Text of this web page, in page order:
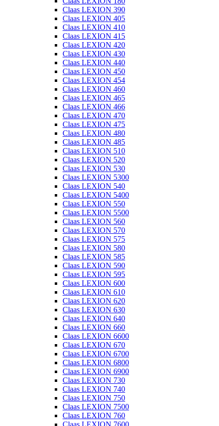
Claas LEXION 390
Claas LEXION 405
Claas LEXION 410
Claas LEXION 415
Claas LEXION 420
Claas LEXION 430
Claas LEXION 440
Claas LEXION 450
Claas LEXION 454
Claas LEXION 460
Claas LEXION 465
Claas LEXION 466
Claas LEXION 470
Claas LEXION 475
Claas LEXION 480
Claas LEXION 485
Claas LEXION 510
Claas LEXION 520
Claas LEXION 530
Claas LEXION 5300
Claas LEXION 540
Claas LEXION 5400
Claas LEXION 550
Claas LEXION 5500
Claas LEXION 560
Claas LEXION 570
Claas LEXION 575
Claas LEXION 580
Claas LEXION 585
Claas LEXION 590
Claas LEXION 595
Claas LEXION 600
Claas LEXION 610
Claas LEXION 620
Claas LEXION 630
Claas LEXION 640
Claas LEXION 660
Claas LEXION 6600
Claas LEXION 670
Claas LEXION 6700
Claas LEXION 6800
Claas LEXION 6900
Claas LEXION 730
Claas LEXION 740
Claas LEXION 750
Claas LEXION 7500
Claas LEXION 760
Claas LEXION 7600